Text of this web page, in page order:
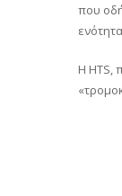
που
Η HTS,